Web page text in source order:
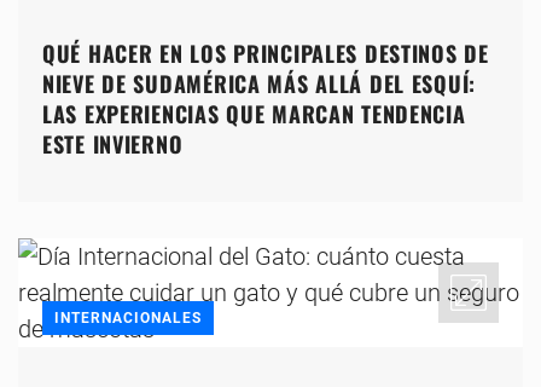
QUÉ HACER EN LOS PRINCIPALES DESTINOS DE
NIEVE DE SUDAMÉRICA MÁS ALLÁ DEL ESQUÍ:
LAS EXPERIENCIAS QUE MARCAN TENDENCIA
ESTE INVIERNO
INTERNACIONALES